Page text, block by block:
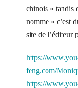
chinois » tandis
nomme « c’est
site de l’éditeur
https://
feng.com/
https://